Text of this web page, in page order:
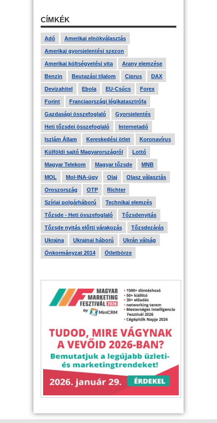
CÍMKÉK
Adó Amerikai elnökválasztás
Amerikai gyorsjelentési szezon
Amerikai költségvetési vita Arany elemzése
Benzin Beutazási tilalom Ciprus DAX
Devizahitel Ebola EU-Csúcs Forex
Forint Franciaországi légikatasztrófa
Gazdasági összefoglaló Gyorsjelentés
Heti tőzsdei összefoglaló Internetadó
Iszlám Állam Kereskedési ötlet Koronavírus
Külföldi sajtó Magyarországról Lottó
Magyar Telekom Magyar tőzsde MNB
MOL Mol-INA-ügy Olaj Olasz választás
Oroszország OTP Richter
Szíriai polgárháború Technikai elemzés
Tőzsde - Heti összefoglaló Tőzsdenyitás
Tőzsde nyitás előtti várakozás Tőzsdezárás
Ukrajna Ukrajnai háború Ukrán válság
Önkormányzat 2014 Ötletbörze